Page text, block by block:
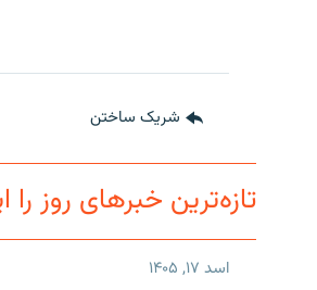
شریک ساختن
تازه‌ترین خبرهای روز را
اسد ۱۷, ۱۴۰۵